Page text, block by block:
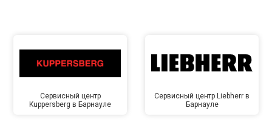
Сервисный центр
Kuppersberg в Барнауле
Сервисный центр Liebherr в
Барнауле